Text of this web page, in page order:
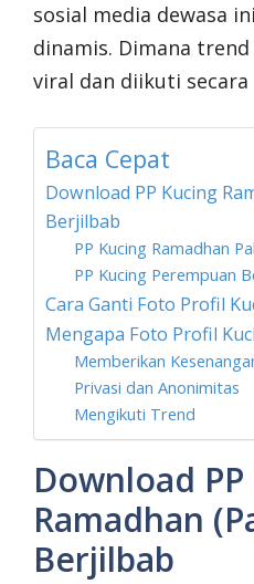
sosial media dewasa
dinamis. Dimana
viral dan diikuti secara
Baca Cepat
Download PP Kucing
Berjilbab
PP Kucing Ramadhan
PP Kucing Perempuan
Cara Ganti Foto Profil
Mengapa Foto Profil
Memberikan
Privasi dan Anonimitas
Mengikuti Trend
Download
Ramadhan
Berjilbab